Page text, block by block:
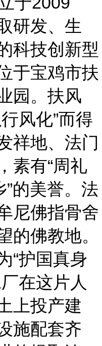
研发、生
科技创新型
于宝鸡市扶
园 。扶风
风化”而得
祥地、法门
素有“周礼
”的美誉。法
尼佛指骨舍
的佛教地。
“护国真身
在这片人
上投产建
施配套齐